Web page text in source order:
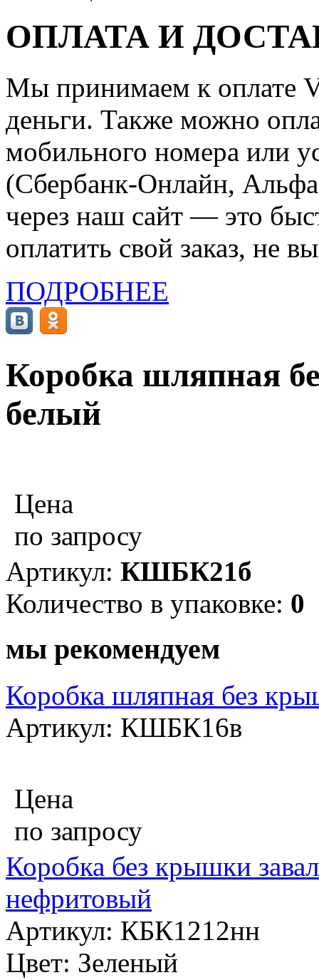
ОПЛАТА И
Мы принимаем к оплате
деньги. Также можно
мобильного номера или
(Сбербанк-Онлайн,
через наш сайт — это
оплатить свой заказ, не
ПОДРОБНЕЕ
Коробка шляпная
белый
Цена
по запросу
Артикул: КШБК21б
Количество в упаковке: 0
мы рекомендуем
Коробка шляпная без
Артикул: КШБК16в
Цена
по запросу
Коробка без крышки
нефритовый
Артикул: КБК1212нн
Цвет: Зеленый